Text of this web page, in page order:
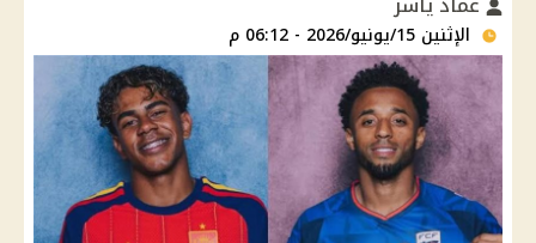
الإثنين 15/يونيو/2026 - 06:12 م